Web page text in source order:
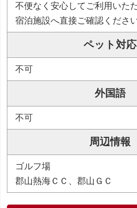
不便なく安心してご利用いた
宿泊施設へ直接ご確認ください
ペット対応
不可
外国語
不可
周辺情報
ゴルフ場
郡山熱海ＣＣ、郡山ＧＣ